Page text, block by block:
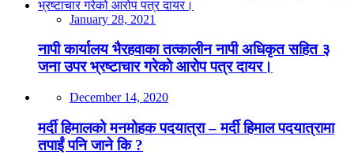
January 28, 2021
नापी कार्यालय भैरहवाका तत्कालीन नापी अधिकृत सहित ३
जना उपर भ्रष्टाचार गरेको आरोप पत्र दायर।
December 14, 2020
मर्दी हिमालको मनमोहक पदयात्रा – मर्दी हिमाल पदयात्रामा
तपाईं पनि जाने कि ?